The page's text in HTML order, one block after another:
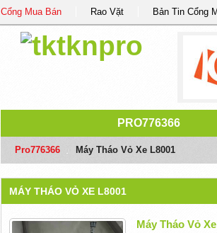
Cổng Mua Bán Rao Vặt Bản Tin Cổng
PRO776366
Pro776366 Máy Tháo Vỏ Xe L8001
MÁY THÁO VỎ XE L8001
Máy Tháo Vỏ